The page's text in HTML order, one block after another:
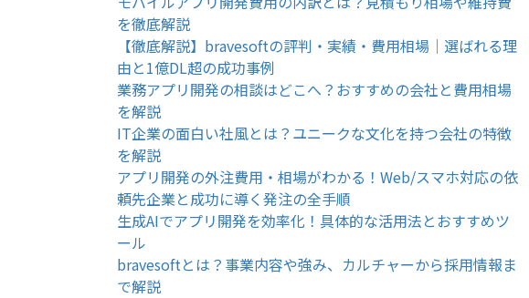
を徹底解説
【徹底解説】bravesoftの評判・実績・費用相場｜選ばれる理
由と1億DL超の成功事例
業務アプリ開発の相談はどこへ？おすすめの会社と費用相場
を解説
IT企業の面白い社風とは？ユニークな文化を持つ会社の特徴
を解説
アプリ開発の外注費用・相場がわかる！Web/スマホ対応の依
頼先企業と成功に導く発注の全手順
生成AIでアプリ開発を効率化！具体的な活用法とおすすめツ
ール
bravesoftとは？事業内容や強み、カルチャーから採用情報ま
で解説